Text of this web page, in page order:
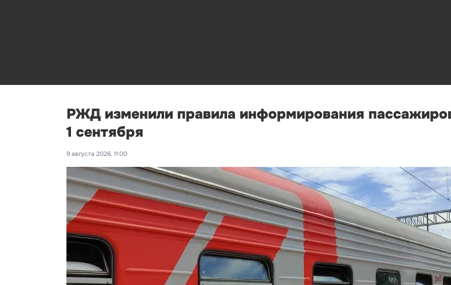
РЖД изменили правила информирования
1 сентября
9 августа 2026, 11:00